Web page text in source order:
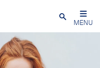
Schließen
MENU